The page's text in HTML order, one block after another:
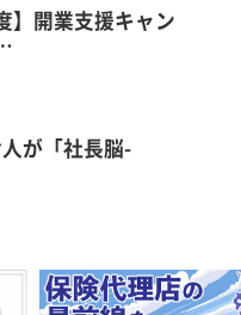
】開業支援キャン
が「社長脳-